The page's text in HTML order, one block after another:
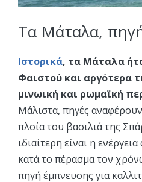
Τα Μάταλα,
Ιστορικά, τα Μάταλα
Φαιστού και αργότερα
μινωική και ρωμαϊκή
Μάλιστα, πηγές
πλοία του βασιλιά της
ιδιαίτερη είναι η
κατά το πέρασμα τον
πηγή έμπνευσης για